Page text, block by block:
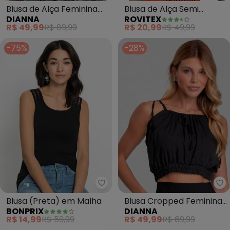
Blusa de Alça Feminina
Ribana (Preto)
DIANNA
R$ 49,99R$ 89,99
Blusa de Alça Semi
Acabada Malha Delicate
(Preto)
ROVITEX
R$ 20,99R$ 49,99
-75%
bonprix - Blusa (Preta) em
Blusa (Preta) em Malha
BONPRIX
R$ 14,99R$ 59,99
-28%
Blusa Cropped Feminina
de Alça em Viscose
(Preto)
DIANNA
R$ 49,99R$ 69,99